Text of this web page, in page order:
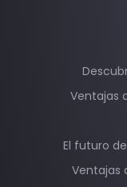
Ventajas
El futuro
Ventajas